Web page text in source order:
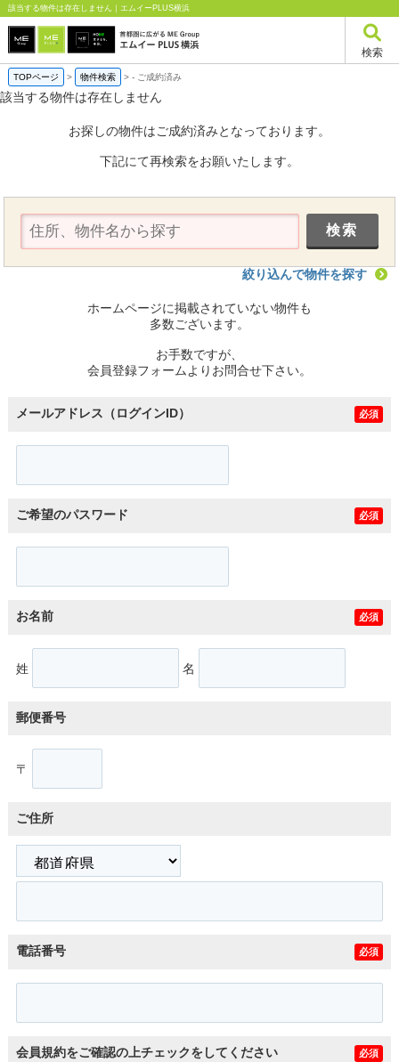
該当する物件は存在しません｜エムイーPLUS横浜
検索
TOPページ > 物件検索 >- ご成約済み
該当する物件は存在しません
お探しの物件はご成約済みとなっております。
下記にて再検索をお願いたします。
絞り込んで物件を探す
ホームページに掲載されていない物件も
多数ございます。
お手数ですが、
会員登録フォームよりお問合せ下さい。
メールアドレス（ログインID） 必須
ご希望のパスワード 必須
お名前 必須
姓 名
郵便番号
〒
ご住所
電話番号 必須
会員規約をご確認の上チェックをしてください 必須